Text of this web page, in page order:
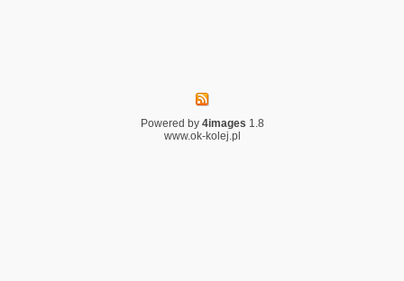
Powered by 4images 1.8
www.ok-kolej.pl